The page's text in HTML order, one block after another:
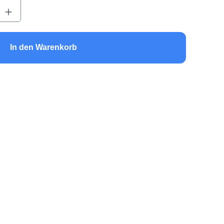
den gewünschten Wert ein oder
In den Warenkorb